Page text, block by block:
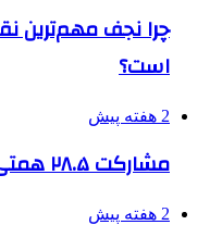
چرا نجف مهم‌ترین
است؟
2 هفته پیش
مشارکت ۲۸.۵ همتی خیران در مدرسه‌سازی
2 هفته پیش